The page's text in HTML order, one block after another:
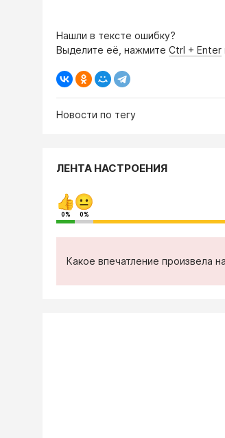
Нашли в тексте ошибку?
Выделите её, нажмите Ctrl + Enter
Новости по тегу
ЛЕНТА НАСТРОЕНИЯ
0% 0%
Какое впечатление произвела